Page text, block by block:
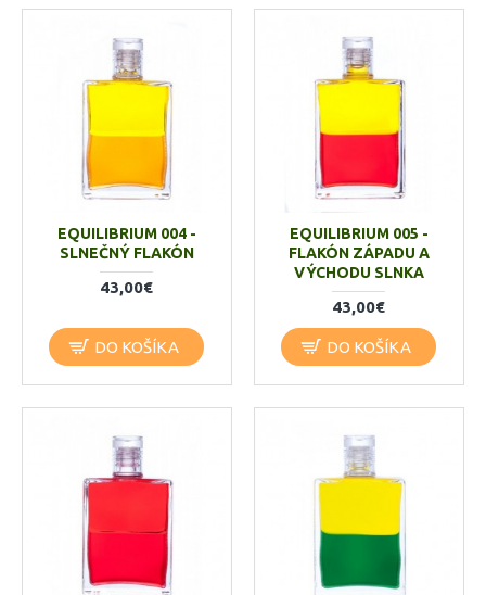
EQUILIBRIUM 004 -
SLNEČNÝ FLAKÓN
43,00€
DO KOŠÍKA
EQUILIBRIUM 005 -
FLAKÓN ZÁPADU A
VÝCHODU SLNKA
43,00€
DO KOŠÍKA